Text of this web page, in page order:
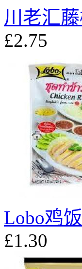
川老汇
£2.75
Lobo鸡
£1.30